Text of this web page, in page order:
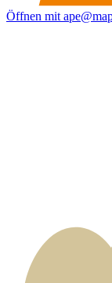
Öffnen mit